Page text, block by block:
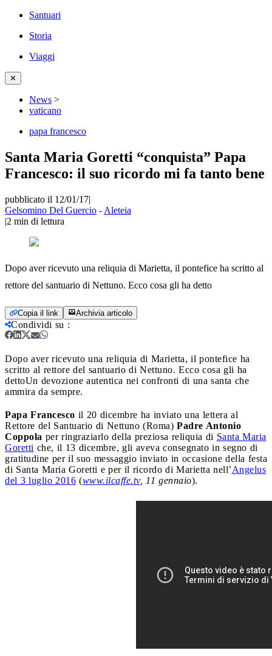
Santuari
Storia
Viaggi
✕
News >
vaticano
papa francesco
Santa Maria Goretti “conquista” Papa
Francesco: il suo ricordo mi fa tanto bene
pubblicato il 12/01/17|
Gelsomino Del Guercio - Aleteia
|2 min di lettura
Dopo aver ricevuto una reliquia di Marietta, il pontefice ha scritto al
rettore del santuario di Nettuno. Ecco cosa gli ha detto
Copia il link Archivia articolo
Condividi su :
Dopo aver ricevuto una reliquia di Marietta, il pontefice ha
scritto al rettore del santuario di Nettuno. Ecco cosa gli ha
dettoUn devozione autentica nei confronti di una santa che
ammira da sempre.
Papa Francesco il 20 dicembre ha inviato una lettera al
Rettore del Santuario di Nettuno (Roma) Padre Antonio
Coppola per ringraziarlo della preziosa reliquia di Santa Maria
Goretti che, il 13 dicembre, gli aveva consegnato in segno di
gratitudine per il suo messaggio inviato in occasione della festa
di Santa Maria Goretti e per il ricordo di Marietta nell’Angelus
del 3 luglio 2016 (www.ilcaffe.tv, 11 gennaio).